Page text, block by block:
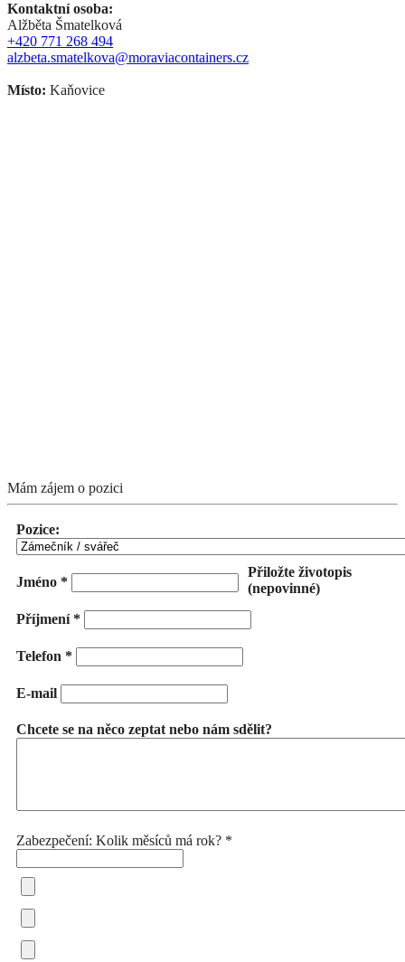
Kontaktní osoba:
Alžběta Šmatelková
+420 771 268 494
alzbeta.smatelkova@moraviacontainers.cz
Místo: Kaňovice
Mám zájem o pozici
Pozice:
Jméno *
Příjmení *
Telefon *
E-mail
Chcete se na něco zeptat nebo nám sdělit?
Zabezpečení: Kolik měsíců má rok? *
Přiložte životopis
(nepovinné)